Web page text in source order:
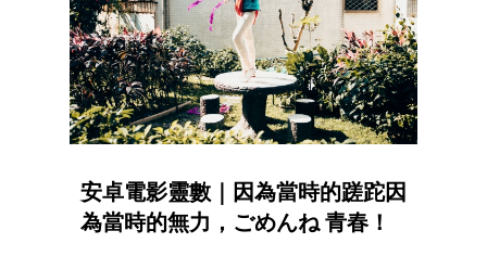
安卓電影靈數｜因為當時的蹉跎因
為當時的無力，ごめんね 青春！